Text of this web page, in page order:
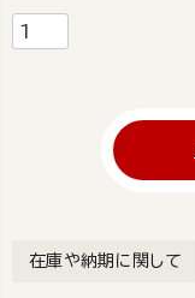
在庫や納期に関して